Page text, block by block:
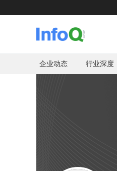
企业动态 行业深度